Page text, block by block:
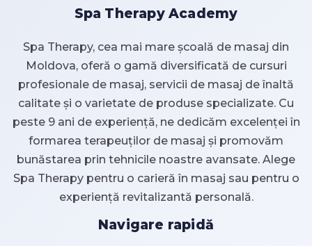
Spa Therapy Academy
Spa Therapy, cea mai mare școală de masaj din
Moldova, oferă o gamă diversificată de cursuri
profesionale de masaj, servicii de masaj de înaltă
calitate și o varietate de produse specializate. Cu
peste 9 ani de experiență, ne dedicăm excelenței în
formarea terapeuților de masaj și promovăm
bunăstarea prin tehnicile noastre avansate. Alege
Spa Therapy pentru o carieră în masaj sau pentru o
experiență revitalizantă personală.
Navigare rapidă